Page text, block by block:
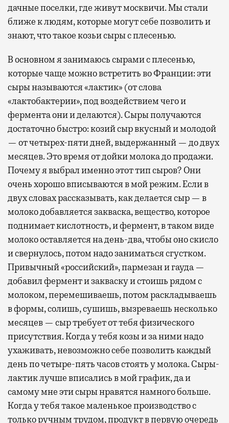
дачные поселки, где живут москвичи. Мы стали
ближе к людям, которые могут себе позволить и
знают, что такое козьи сыры с плесенью.
В основном я занимаюсь сырами с плесенью,
которые чаще можно встретить во Франции: эти
сыры называются «лактик» (от слова
«лактобактерии», под воздействием чего и
фермента они и делаются). Сыры получаются
достаточно быстро: козий сыр вкусный и молодой
— от четырех-пяти дней, выдержанный — до двух
месяцев. Это время от дойки молока до продажи.
Почему я выбрал именно этот тип сыров? Они
очень хорошо вписываются в мой режим. Если в
двух словах рассказывать, как делается сыр — в
молоко добавляется закваска, вещество, которое
поднимает кислотность, и фермент, в таком виде
молоко оставляется на день-два, чтобы оно скисло
и свернулось, потом надо заниматься сгустком.
Привычный «российский», пармезан и гауда —
добавил фермент и закваску и стоишь рядом с
молоком, перемешиваешь, потом раскладываешь
в формы, солишь, сушишь, вызреваешь несколько
месяцев — сыр требует от тебя физического
присутствия. Когда у тебя козы и за ними надо
ухаживать, невозможно себе позволить каждый
день по четыре-пять часов стоять у молока. Сыры-
лактик лучше вписались в мой график, да и
самому мне эти сыры нравятся намного больше.
Когда у тебя такое маленькое производство с
только ручным трудом, продукт в первую очередь